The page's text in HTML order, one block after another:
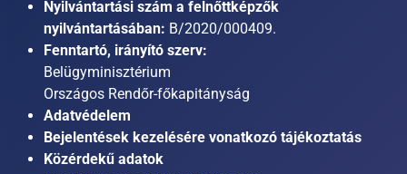
Nyilvántartási szám a felnőttképzők
nyilvántartásában: B/2020/000409.
Fenntartó, irányító szerv:
Belügyminisztérium
Országos Rendőr-főkapitányság
Adatvédelem
Bejelentések kezelésére vonatkozó tájékoztatás
Közérdekű adatok